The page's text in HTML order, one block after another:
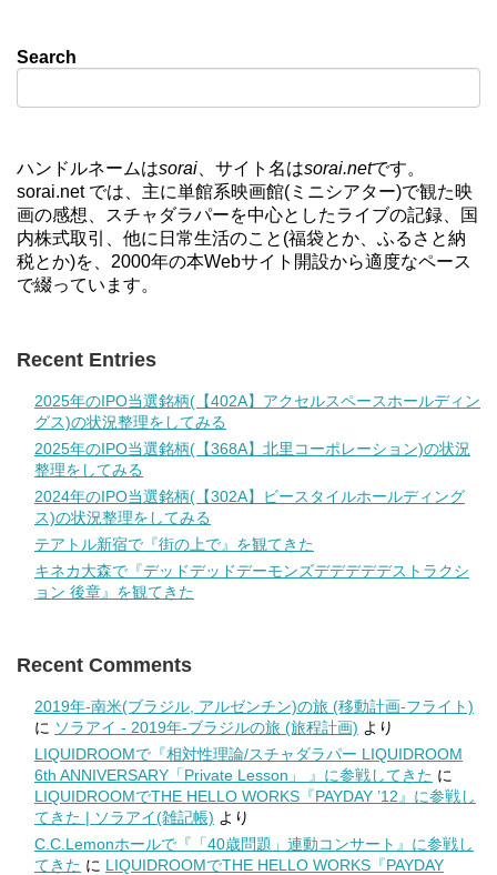
Search
ハンドルネームはsorai 、サイト名はsorai.netです。
sorai.net では、主に単館系映画館(ミニシアター)で観た映
画の感想、スチャダラパーを中心としたライブの記録、国
内株式取引、他に日常生活のこと(福袋とか、ふるさと納
税とか)を、2000年の本Webサイト開設から適度なペース
で綴っています。
Recent Entries
2025年のIPO当選銘柄(【402A】アクセルスペースホールディン
グス)の状況整理をしてみる
2025年のIPO当選銘柄(【368A】北里コーポレーション)の状況
整理をしてみる
2024年のIPO当選銘柄(【302A】ビースタイルホールディング
ス)の状況整理をしてみる
テアトル新宿で『街の上で』を観てきた
キネカ大森で『デッドデッドデーモンズデデデデデストラクシ
ョン 後章』を観てきた
Recent Comments
2019年-南米(ブラジル, アルゼンチン)の旅 (移動計画-フライト)
に ソラアイ - 2019年-ブラジルの旅 (旅程計画) より
LIQUIDROOMで『相対性理論/スチャダラパー LIQUIDROOM
6th ANNIVERSARY「Private Lesson」 』に参戦してきた に
LIQUIDROOMでTHE HELLO WORKS『PAYDAY ’12』に参戦し
てきた | ソラアイ(雑記帳) より
C.C.Lemonホールで『「40歳問題」連動コンサート』に参戦し
てきた に LIQUIDROOMでTHE HELLO WORKS『PAYDAY